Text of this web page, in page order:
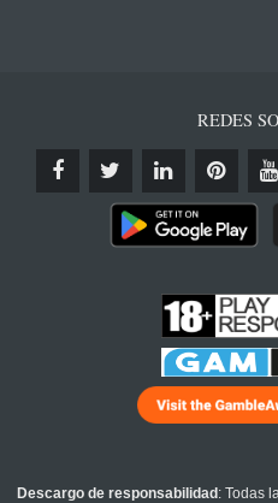
REDES
Descargo de responsabilidad : Todas